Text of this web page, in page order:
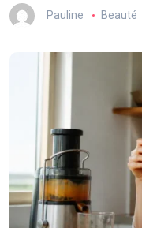
Pauline Beauté